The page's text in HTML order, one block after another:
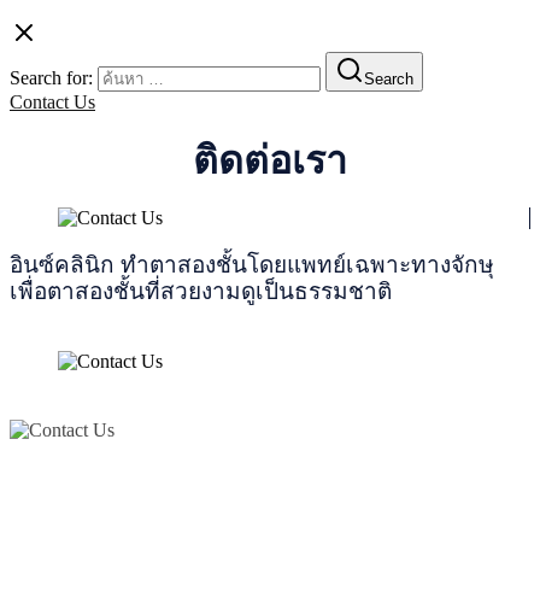
Search for: Search
Contact Us
ติดต่อเรา
อินซ์คลินิก ทำตาสองชั้นโดยแพทย์เฉพาะทางจักษุ
เพื่อตาสองชั้นที่สวยงามดูเป็นธรรมชาติ